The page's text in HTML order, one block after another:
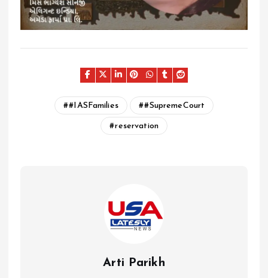
#IASFamilies #SupremeCourt
reservation
Arti Parikh